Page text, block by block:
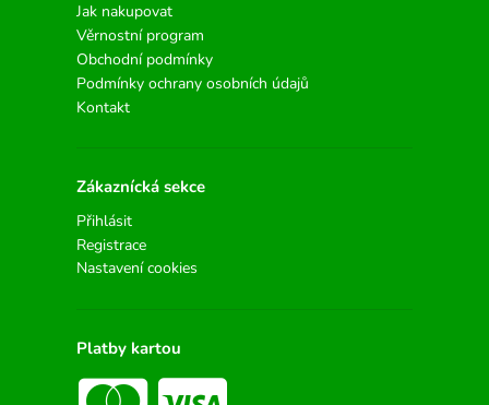
Jak nakupovat
Věrnostní program
Obchodní podmínky
Podmínky ochrany osobních údajů
Kontakt
Zákaznícká sekce
Přihlásit
Registrace
Nastavení cookies
Platby kartou